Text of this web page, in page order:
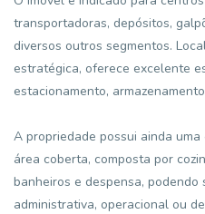
transportadoras, depósitos,
diversos outros segmentos.
estratégica, oferece excelente
estacionamento,
A propriedade possui ainda uma
área coberta, composta por
banheiros e despensa, podendo
administrativa, operacional ou